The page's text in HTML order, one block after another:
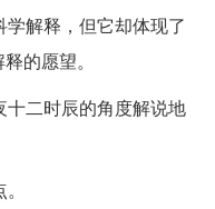
解释，但它却体现了
的愿望。
二时辰的角度解说地